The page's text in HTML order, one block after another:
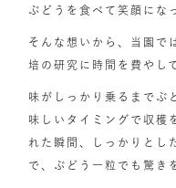
ぶどうを食べて笑顔にな
そんな想いから、当園で
培の研究に時間を費やし
味がしっかり乗るまでぶ
味しいタイミングで収穫
れた瞬間、しっかりとし
で、ぶどう一粒でも驚き